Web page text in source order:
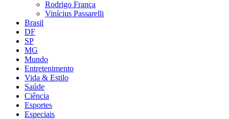
Rodrigo França
Vinícius Passarelli
Brasil
DF
SP
MG
Mundo
Entretenimento
Vida & Estilo
Saúde
Ciência
Esportes
Especiais